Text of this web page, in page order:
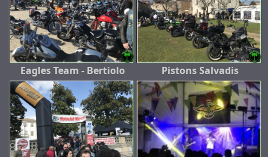
Eagles Team - Bertiolo Pistons Salvadis